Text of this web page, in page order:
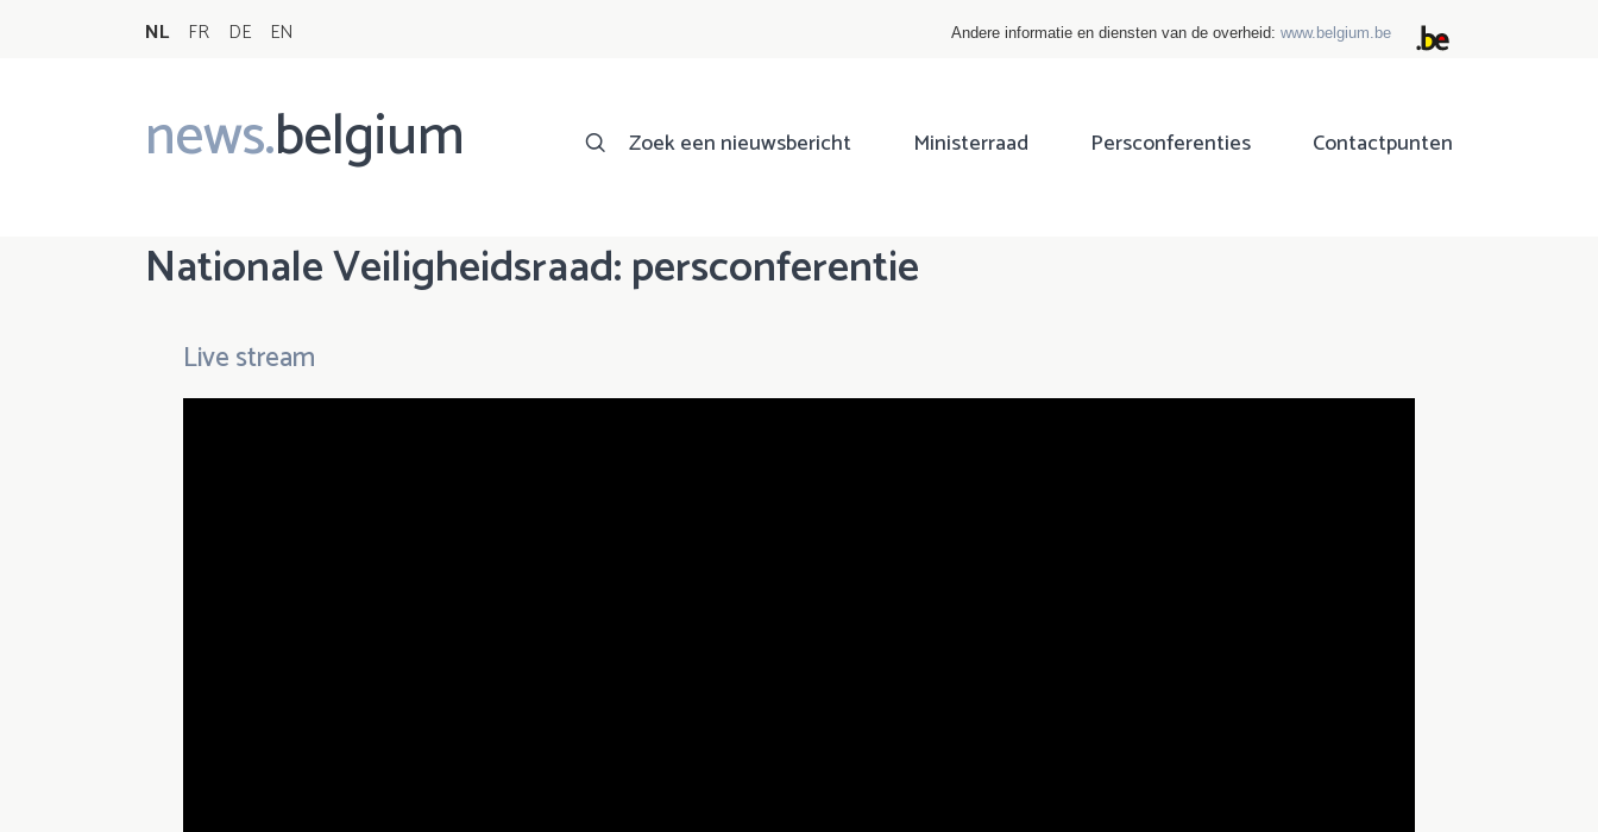
NL FR DE EN Andere informatie en diensten van de overheid: www.belgium.be
news.belgium
Main
navigation
Zoek een nieuwsbericht Ministerraad Persconferenties Contactpunten
Nationale Veiligheidsraad: persconferentie
Live stream